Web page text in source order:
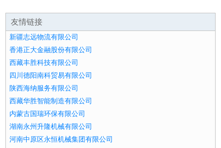
友情链接
新疆志远物流有限公司
香港正大金融股份有限公司
西藏丰胜科技有限公司
四川德阳南科贸易有限公司
陕西海纳服务有限公司
西藏华胜智能制造有限公司
内蒙古国瑞环保有限公司
湖南永州升隆机械有限公司
河南中原区永恒机械集团有限公司